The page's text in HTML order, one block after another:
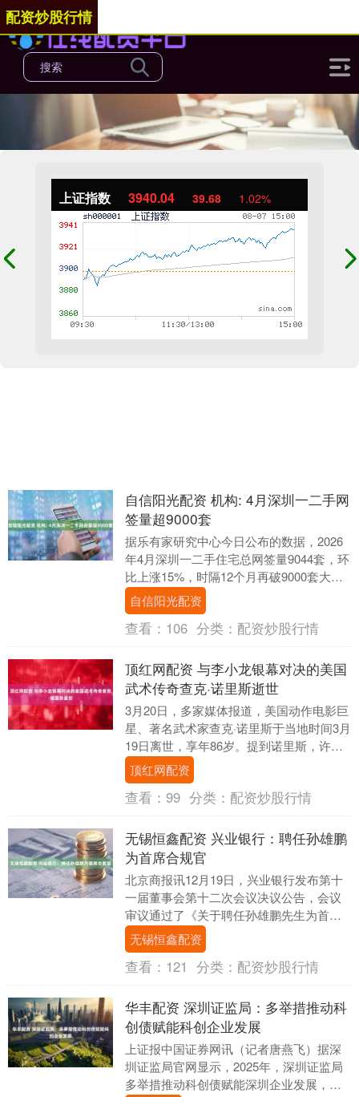
上证指数 3940.04 39.68 1.02%
配资炒股行情
自信阳光配资 机构: 4月深圳一二手网
签量超9000套
据乐有家研究中心今日公布的数据，2026
年4月深圳一二手住宅总网签量9044套，环
比上涨15%，时隔12个月再破9000套大
关。其中，一手住宅合计网签3400套....
自信阳光配资
查看： 106 分类： 配资炒股行情
顶红网配资 与李小龙银幕对决的美国
武术传奇查克·诺里斯逝世
3月20日，多家媒体报道，美国动作电影巨
星、著名武术家查克·诺里斯于当地时间3月
19日离世，享年86岁。提到诺里斯，许多
武术爱好者首先会想起他在1972年与功
夫....
顶红网配资
查看： 99 分类： 配资炒股行情
无锡恒鑫配资 兴业银行：聘任孙雄鹏
为首席合规官
北京商报讯12月19日，兴业银行发布第十
一届董事会第十二次会议决议公告，会议
审议通过了《关于聘任孙雄鹏先生为首席
合规官的议案》，孙雄鹏将在国家金融监
督管理总局核....
无锡恒鑫配资
查看： 121 分类： 配资炒股行情
华丰配资 深圳证监局：多举措推动科
创债赋能科创企业发展
上证报中国证券网讯（记者唐燕飞）据深
圳证监局官网显示，2025年，深圳证监局
多举措推动科创债赋能深圳企业发展，实